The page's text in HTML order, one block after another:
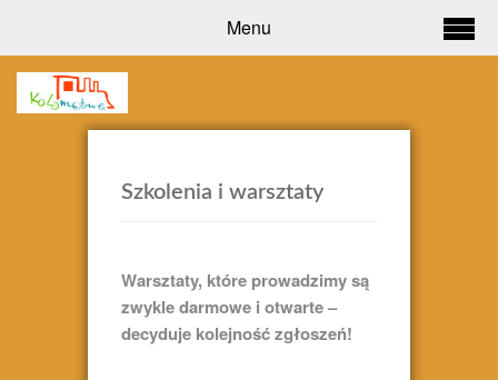
Menu
Szkolenia i warsztaty
Warsztaty, które prowadzimy są
zwykle darmowe i otwarte –
decyduje kolejność zgłoszeń!